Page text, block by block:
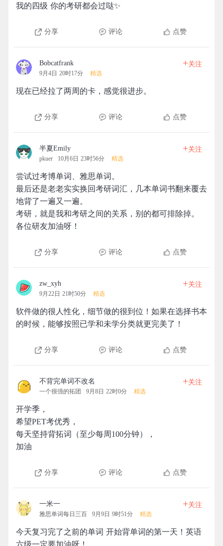
我的四级 你的考研都会过哒✨
分享 评论 点赞
Bobcatfrank
9月4日 20时17分 精选
+关注
现在已经拉了两周的卡，感觉很进步。
分享 评论 点赞
半夏Emily
pkuer 10月6日 23时56分 精选
+关注
尝试过考博单词、雅思单词。
最后还是老老实实换回考研词汇，几本单词书翻来覆去
地背了一遍又一遍。
考研，就是我和考研之间的关系，别的都可排除掉。
各位研友加油呀！
分享 评论 点赞
zw_xyh
9月22日 21时50分 精选
+关注
软件做的很人性化，细节做的很到位！如果在选择书本
的时候，能够按照已学和未学分类就更完美了！
分享 评论 点赞
不背完单词不改名
一个很强的拓团 9月8日 22时0分 精选
+关注
开学季，
希望PET考优秀，
每天坚持背拓词（至少每周100分钟），
加油
分享 评论 点赞
一米一
雅思单词每日三百 9月9日 9时51分 精选
+关注
今天复习完了之前的单词 开始背单词的第一天！英语
六级一定要加油呀！